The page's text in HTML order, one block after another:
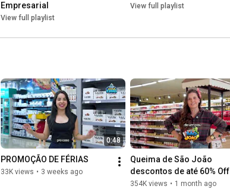
Empresarial
View full playlist
View full playlist
0:48
PROMOÇÃO DE FÉRIAS
33K views • 3 weeks ago
Queima de São João
descontos de até 60% Off
354K views • 1 month ago